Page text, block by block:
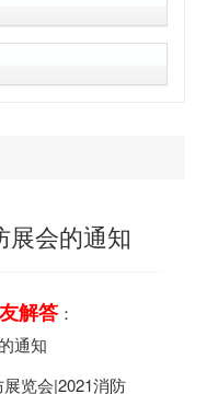
展会的通知
解答：
通知
览会|2021消防